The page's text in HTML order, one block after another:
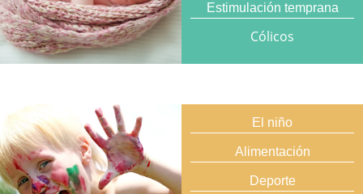
Estimulación temprana
Cólicos
El niño
Alimentación
Deporte